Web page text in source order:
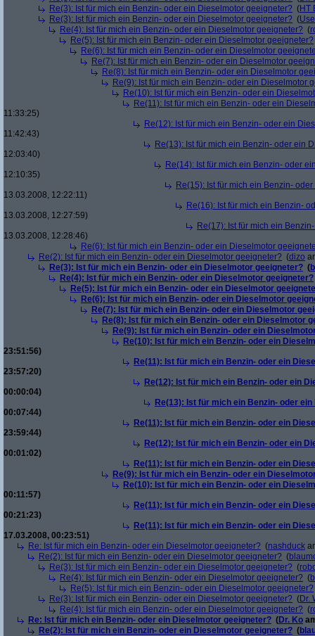
Re(3): Ist für mich ein Benzin- oder ein Dieselmotor geeigneter? (HT
Re(3): Ist für mich ein Benzin- oder ein Dieselmotor geeigneter? (
Re(4): Ist für mich ein Benzin- oder ein Dieselmotor geeigneter? (
Re(5): Ist für mich ein Benzin- oder ein Dieselmotor geeigneter?
Re(6): Ist für mich ein Benzin- oder ein Dieselmotor
Re(7): Ist für mich ein Benzin- oder ein Dieselmotor
Re(8): Ist für mich ein Benzin- oder ein Dieselmotor
Re(9): Ist für mich ein Benzin- oder ein Dieselmotor
Re(10): Ist für mich ein Benzin- oder ein
Re(11): Ist für mich ein Benzin- oder ein
11:33:25)
Re(12): Ist für mich ein Benzin- oder ein
11:42:43)
Re(13): Ist für mich ein Benzin- oder ein
12:03:40)
Re(14): Ist für mich ein Benzin- oder
12:10:35)
Re(15): Ist für mich ein Benzin-
13.03.2008, 12:22:11)
Re(16): Ist für mich ein Benzin-
13.03.2008, 12:27:59)
Re(17): Ist für mich ein
13.03.2008, 12:28:46)
Re(6): Ist für mich ein Benzin- oder ein Dieselmotor
Re(2): Ist für mich ein Benzin- oder ein Dieselmotor geeigneter? (dizo
Re(3): Ist für mich ein Benzin- oder ein Dieselmotor geeigneter? (
Re(4): Ist für mich ein Benzin- oder ein Dieselmotor geeigneter?
Re(5): Ist für mich ein Benzin- oder ein Dieselmotor
Re(6): Ist für mich ein Benzin- oder ein Dieselmotor
Re(7): Ist für mich ein Benzin- oder ein Dieselmotor
Re(8): Ist für mich ein Benzin- oder ein Dieselmotor
Re(9): Ist für mich ein Benzin- oder ein
Re(10): Ist für mich ein Benzin- oder ein
23:51:56)
Re(11): Ist für mich ein Benzin- oder ein
23:57:20)
Re(12): Ist für mich ein Benzin- oder ein
00:00:04)
Re(13): Ist für mich ein Benzin- oder
00:07:44)
Re(11): Ist für mich ein Benzin- oder ein
23:59:44)
Re(12): Ist für mich ein Benzin- oder ein
00:01:02)
Re(11): Ist für mich ein Benzin- oder ein
Re(9): Ist für mich ein Benzin- oder ein
Re(10): Ist für mich ein Benzin- oder ein
00:11:57)
Re(11): Ist für mich ein Benzin- oder ein
00:21:23)
Re(11): Ist für mich ein Benzin- oder ein
17.03.2008, 00:23:51)
Re: Ist für mich ein Benzin- oder ein Dieselmotor geeigneter? (nashduck
Re(2): Ist für mich ein Benzin- oder ein Dieselmotor geeigneter? (
Re(3): Ist für mich ein Benzin- oder ein Dieselmotor geeigneter? (
Re(4): Ist für mich ein Benzin- oder ein Dieselmotor geeigneter? (
Re(5): Ist für mich ein Benzin- oder ein Dieselmotor geeigneter?
Re(3): Ist für mich ein Benzin- oder ein Dieselmotor geeigneter? (Dr.
Re(4): Ist für mich ein Benzin- oder ein Dieselmotor geeigneter? (
Re: Ist für mich ein Benzin- oder ein Dieselmotor geeigneter? (Dr. Ko
Re(2): Ist für mich ein Benzin- oder ein Dieselmotor geeigneter? (